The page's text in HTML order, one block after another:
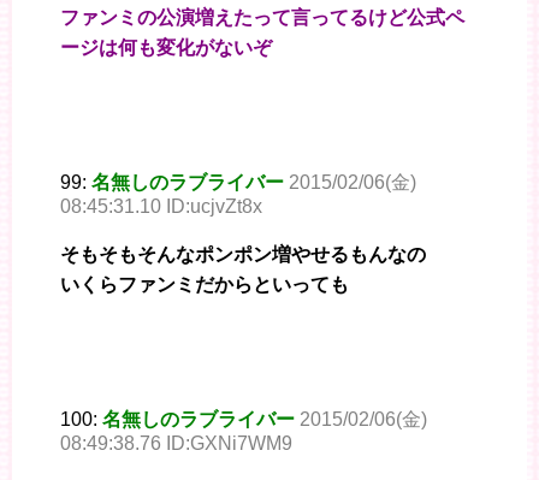
ファンミの公演増えたって言ってるけど公式ペ
ージは何も変化がないぞ
99: 名無しのラブライバー 2015/02/06(金)
08:45:31.10 ID:ucjvZt8x
そもそもそんなポンポン増やせるもんなの
いくらファンミだからといっても
100: 名無しのラブライバー 2015/02/06(金)
08:49:38.76 ID:GXNi7WM9